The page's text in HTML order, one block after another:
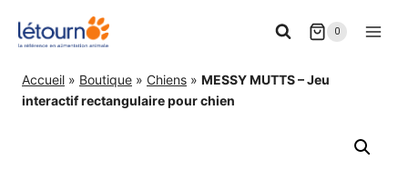
0
Accueil » Boutique » Chiens » MESSY MUTTS – Jeu
interactif rectangulaire pour chien